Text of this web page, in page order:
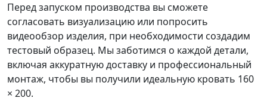
Перед запуском производства вы сможете
согласовать визуализацию или попросить
видеообзор изделия, при необходимости создадим
тестовый образец. Мы заботимся о каждой детали,
включая аккуратную доставку и профессиональный
монтаж, чтобы вы получили идеальную кровать 160
× 200.